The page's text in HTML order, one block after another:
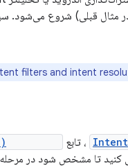
مثال قبلی) شروع می‌شود.
filters and intent
Intent ، تابع
تا مشخص شود در مرحله